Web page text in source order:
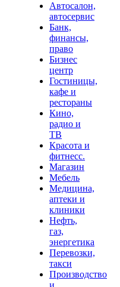
Автосалон,
автосервис
Банк,
финансы,
право
Бизнес
центр
Гостиницы,
кафе и
рестораны
Кино,
радио и
ТВ
Красота и
фитнесс.
Магазин
Мебель
Медицина,
аптеки и
клиники
Нефть,
газ,
энергетика
Перевозки,
такси
Производство
и